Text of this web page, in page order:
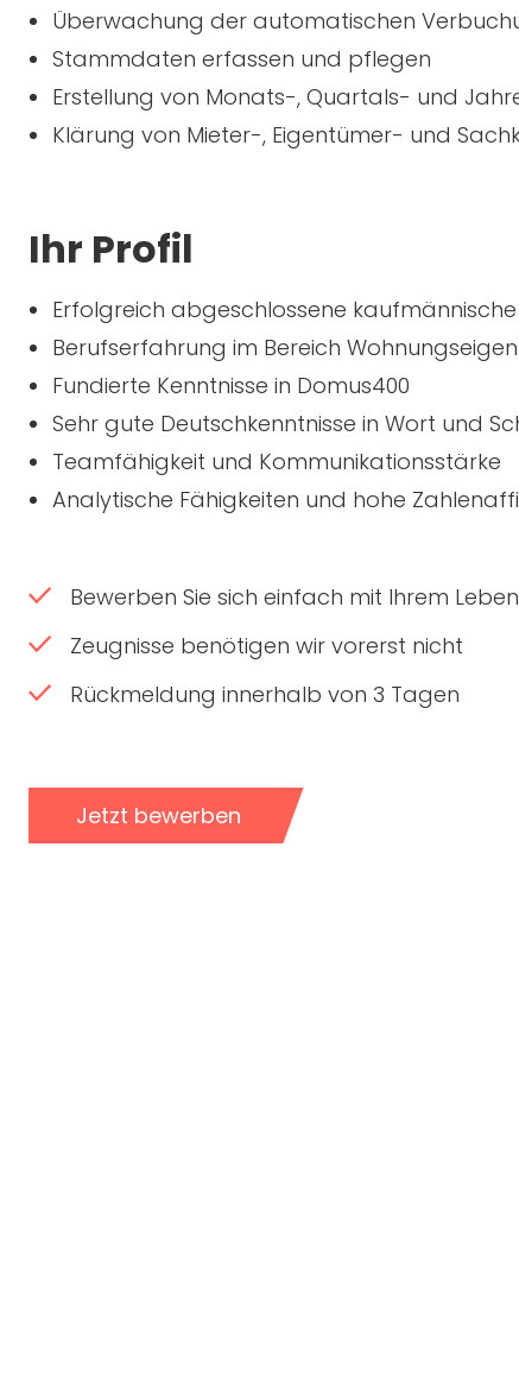
Überwachung der automatischen
Stammdaten erfassen und pflegen
Erstellung von Monats-, Quartals- und
Klärung von Mieter-, Eigentümer- und
Ihr Profil
Erfolgreich abgeschlossene
Berufserfahrung im Bereich
Fundierte Kenntnisse in Domus400
Sehr gute Deutschkenntnisse in Wort und
Teamfähigkeit und Kommunikationsstärke
Analytische Fähigkeiten und hohe
Bewerben Sie sich einfach mit Ihrem
Zeugnisse benötigen wir vorerst nicht
Rückmeldung innerhalb von 3 Tagen
Jetzt bewerben